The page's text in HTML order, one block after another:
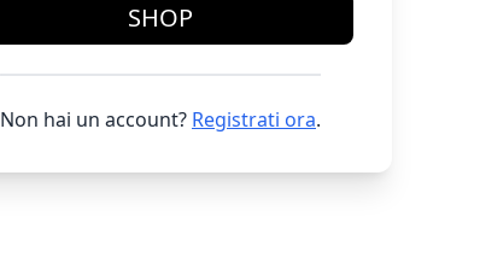
SHOP
Non hai un account? Registrati ora.